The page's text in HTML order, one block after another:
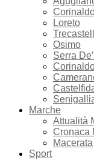
Loreto
Osimo
Serra
Marche
Attualità
Cronaca
Macerata
Sport